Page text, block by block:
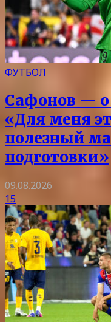
ФУТБОЛ
Сафонов —
«Для меня
полезный
подготовки»
09.08.2026
15